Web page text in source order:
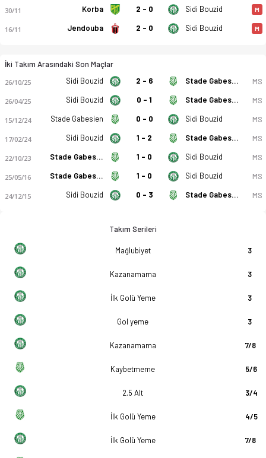
30/11 Korba 2 - 0 Sidi Bouzid M
16/11 Jendouba 2 - 0 Sidi Bouzid M
İki Takım Arasındaki Son Maçlar
26/10/25 Sidi Bouzid 2 - 6 Stade Gabesien MS
26/04/25 Sidi Bouzid 0 - 1 Stade Gabesien MS
15/12/24 Stade Gabesien 0 - 0 Sidi Bouzid MS
17/02/24 Sidi Bouzid 1 - 2 Stade Gabesien MS
22/10/23 Stade Gabesien 1 - 0 Sidi Bouzid MS
25/05/16 Stade Gabesien 1 - 0 Sidi Bouzid MS
24/12/15 Sidi Bouzid 0 - 3 Stade Gabesien MS
Takım Serileri
Mağlubiyet 3
Kazanamama 3
İlk Golü Yeme 3
Gol yeme 3
Kazanamama 7/8
Kaybetmeme 5/6
2.5 Alt 3/4
İlk Golü Yeme 4/5
İlk Golü Yeme 7/8